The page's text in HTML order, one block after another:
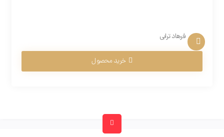
فرهاد ترابی
خرید محصول